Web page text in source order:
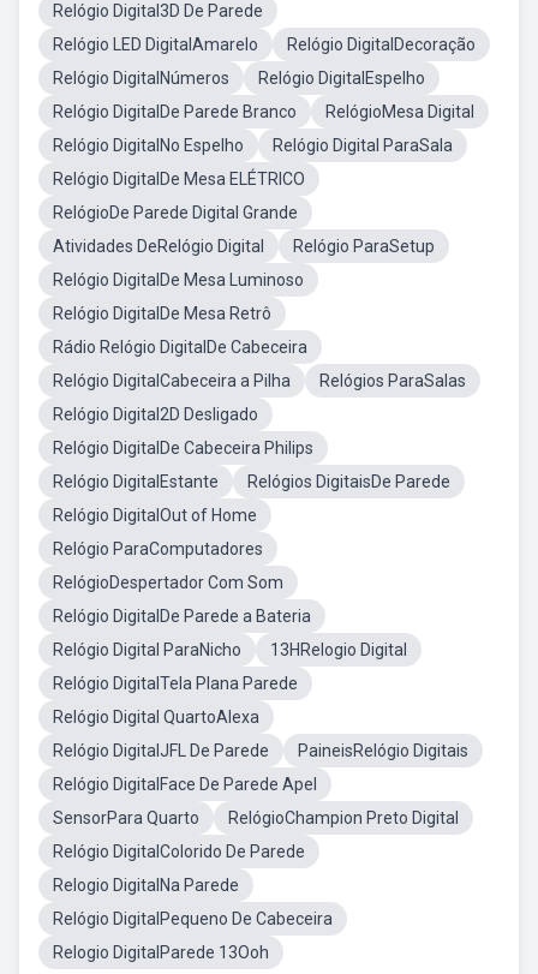
Relógio Digital3D De Parede
Relógio LED DigitalAmarelo
Relógio DigitalDecoração
Relógio DigitalNúmeros
Relógio DigitalEspelho
Relógio DigitalDe Parede Branco
RelógioMesa Digital
Relógio DigitalNo Espelho
Relógio Digital ParaSala
Relógio DigitalDe Mesa ELÉTRICO
RelógioDe Parede Digital Grande
Atividades DeRelógio Digital
Relógio ParaSetup
Relógio DigitalDe Mesa Luminoso
Relógio DigitalDe Mesa Retrô
Rádio Relógio DigitalDe Cabeceira
Relógio DigitalCabeceira a Pilha
Relógios ParaSalas
Relógio Digital2D Desligado
Relógio DigitalDe Cabeceira Philips
Relógio DigitalEstante
Relógios DigitaisDe Parede
Relógio DigitalOut of Home
Relógio ParaComputadores
RelógioDespertador Com Som
Relógio DigitalDe Parede a Bateria
Relógio Digital ParaNicho
13HRelogio Digital
Relógio DigitalTela Plana Parede
Relógio Digital QuartoAlexa
Relógio DigitalJFL De Parede
PaineisRelógio Digitais
Relógio DigitalFace De Parede Apel
SensorPara Quarto
RelógioChampion Preto Digital
Relógio DigitalColorido De Parede
Relogio DigitalNa Parede
Relógio DigitalPequeno De Cabeceira
Relogio DigitalParede 13Ooh